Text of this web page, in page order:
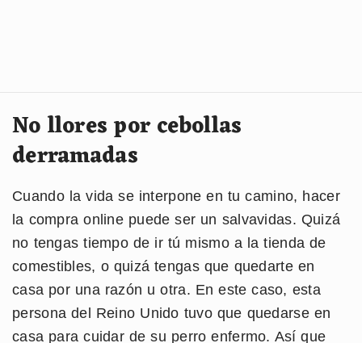
No llores por cebollas
derramadas
Cuando la vida se interpone en tu camino, hacer
la compra online puede ser un salvavidas. Quizá
no tengas tiempo de ir tú mismo a la tienda de
comestibles, o quizá tengas que quedarte en
casa por una razón u otra. En este caso, esta
persona del Reino Unido tuvo que quedarse en
casa para cuidar de su perro enfermo. Así que